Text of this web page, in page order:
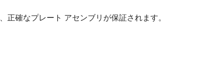
正確なプレート アセンブリが保証されます。